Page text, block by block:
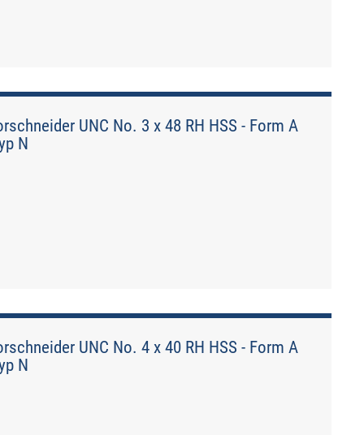
UNC No. 3 x 48 RH HSS - Form A
N
UNC No. 4 x 40 RH HSS - Form A
N